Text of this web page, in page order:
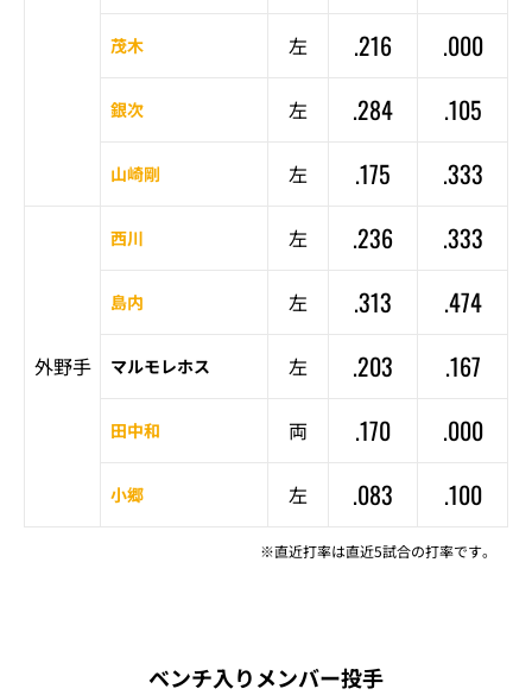
茂木 左 .216 .000
銀次 左 .284 .105
山崎剛 左 .175 .333
外野手
西川 左 .236 .333
島内 左 .313 .474
マルモレホス 左 .203 .167
田中和 両 .170 .000
小郷 左 .083 .100
※直近打率は直近5試合の打率です。
ベンチ入りメンバー投手